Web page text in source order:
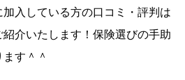
入している方の口コミ・評判は
介いたします！保険選びの手助
す＾＾